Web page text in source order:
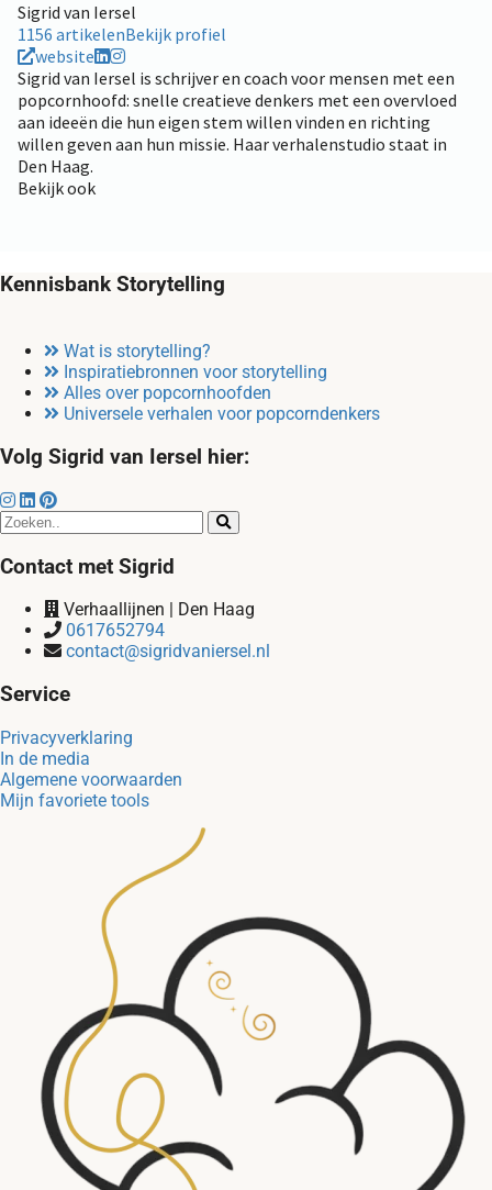
Sigrid van Iersel
1156 artikelenBekijk profiel
website
Sigrid van Iersel is schrijver en coach voor mensen met een
popcornhoofd: snelle creatieve denkers met een overvloed
aan ideeën die hun eigen stem willen vinden en richting
willen geven aan hun missie. Haar verhalenstudio staat in
Den Haag.
Bekijk ook
Kennisbank Storytelling
Wat is storytelling?
Inspiratiebronnen voor storytelling
Alles over popcornhoofden
Universele verhalen voor popcorndenkers
Volg Sigrid van Iersel hier:
Contact met Sigrid
Verhaallijnen | Den Haag
0617652794
contact@sigridvaniersel.nl
Service
Privacyverklaring
In de media
Algemene voorwaarden
Mijn favoriete tools